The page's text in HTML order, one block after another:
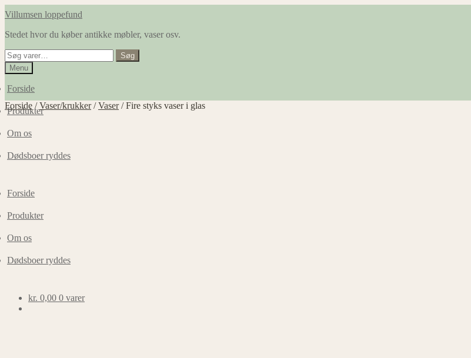
Spring
navigation
Spring
indhold
Villumsen loppefund
Stedet hvor du køber antikke møbler, vaser osv.
Søg
efter:
Søg
Menu
Forside
Produkter
Om os
Dødsboer ryddes
Forside
Produkter
Om os
Dødsboer ryddes
kr. 0,00 0 varer
Forside /Vaser/krukker/Vaser/Fire styks vaser i glas